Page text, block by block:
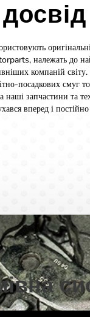
досвід
належать до
компаній світу.
посадкових смуг
наші запчастини та
вперед і